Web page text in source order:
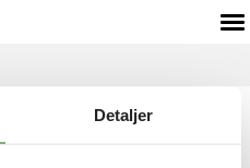
- Ipolydamásd
Detaljer